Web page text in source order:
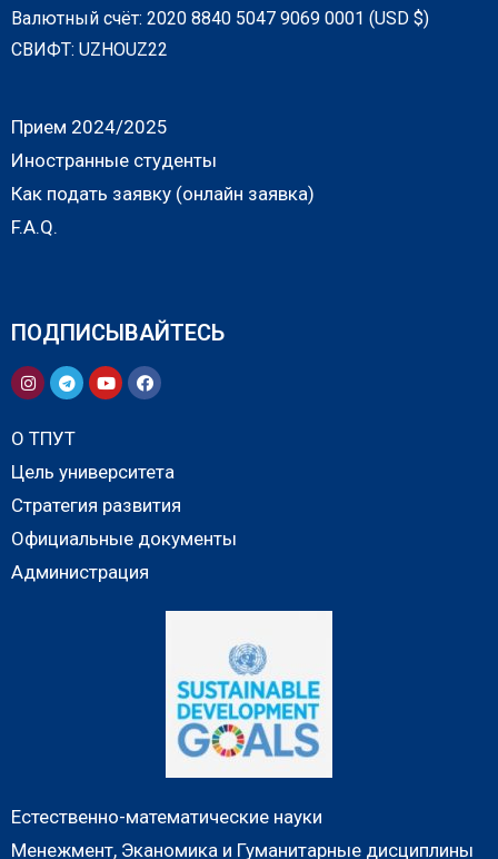
Валютный счёт: 2020 8840 5047 9069 0001 (USD $)
СВИФТ: UZHOUZ22
Прием 2024/2025
Иностранные студенты
Как подать заявку (онлайн заявка)
F.A.Q.
ПОДПИСЫВАЙТЕСЬ
О ТПУТ
Цель университета
Стратегия развития
Официальные документы
Администрация
Естественно-математические науки
Менежмент, Эканомика и Гуманитарные дисциплины